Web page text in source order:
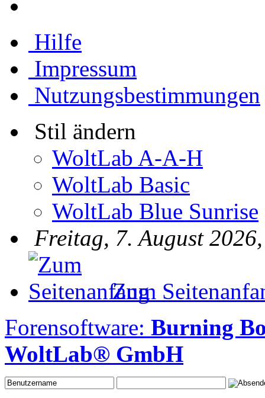
Hilfe
Impressum
Nutzungsbestimmungen
Stil ändern
WoltLab A-A-H
WoltLab Basic
WoltLab Blue Sunrise
Freitag, 7. August
Zum
Forensoftware: Burning
WoltLab® GmbH